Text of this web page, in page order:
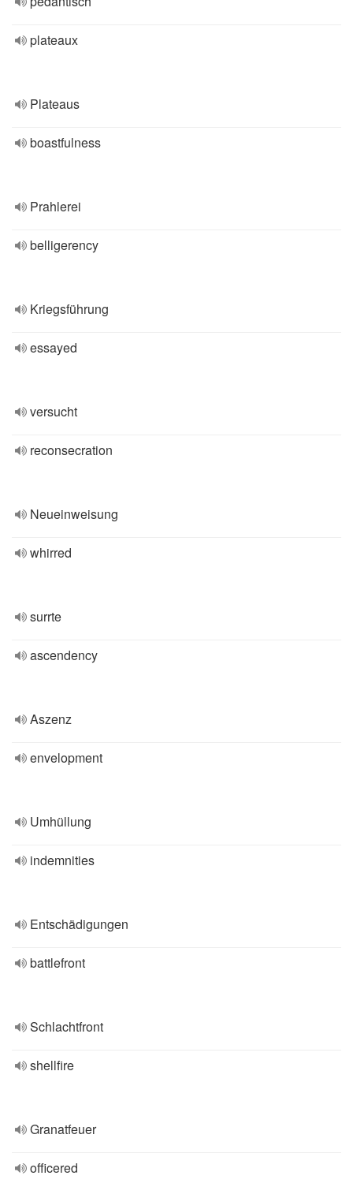
plateaux
Plateaus
boastfulness
Prahlerei
belligerency
Kriegsführung
essayed
versucht
reconsecration
Neueinweisung
whirred
surrte
ascendency
Aszenz
envelopment
Umhüllung
indemnities
Entschädigungen
battlefront
Schlachtfront
shellfire
Granatfeuer
officered